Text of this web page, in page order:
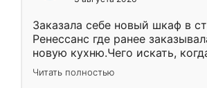
Заказала себе новый шкаф в
Ренессанс где ранее
новую кухню.Чего искать,
вполне довольна. Служит
два года, нареканий нет.
Читать полностью